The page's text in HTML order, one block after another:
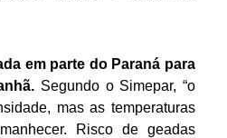
em parte do Paraná para
Segundo o Simepar, “o
mas as temperaturas
Risco de geadas